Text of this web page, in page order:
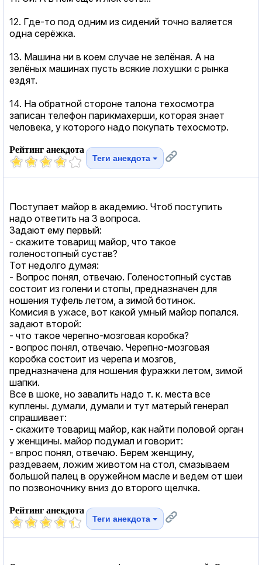
12. Где-то под одним из сидений точно валяется
одна серёжка.
13. Машина ни в коем случае не зелёная. А на
зелёных машинах пусть всякие лохушки с рынка
ездят.
14. На обратной стороне талона техосмотра
записан телефон парикмахерши, которая знает
человека, у которого надо покупать техосмотр.
Рейтинг анекдота
Теги анекдота
Поступает майор в академию. Чтоб поступить
надо ответить на 3 вопроса.
Задают ему первый:
- скажите товарищ майор, что такое
голеностопный сустав?
Тот недолго думая:
- Вопрос понял, отвечаю. Голеностопный сустав
состоит из голени и стопы, предназначен для
ношения туфель летом, а зимой ботинок.
Комисия в ужасе, вот какой умный майор попался.
задают второй:
- что такое черепно-мозговая коробка?
- вопрос понял, отвечаю. Черепно-мозговая
коробка состоит из черепа и мозгов,
предназначена для ношения фуражки летом, зимой
шапки.
Все в шоке, но завалить надо т. к. места все
куплены. думали, думали и тут матерый генерал
спрашивает:
- скажите товарищ майор, как найти половой орган
у женщины. майор подумал и говорит:
- впрос понял, отвечаю. Берем женщину,
раздеваем, ложим животом на стол, смазываем
большой палец в оружейном масле и ведем от шеи
по позвоночнику вниз до второго щелчка.
Рейтинг анекдота
Теги анекдота